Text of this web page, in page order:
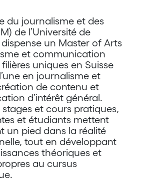
du journalisme et des
de l’Université de
un Master of Arts
et communication
uniques en Suisse
en journalisme et
de contenu et
d’intérêt général.
et cours pratiques,
et étudiants mettent
un pied dans la réalité
tout en développant
théoriques et
au cursus